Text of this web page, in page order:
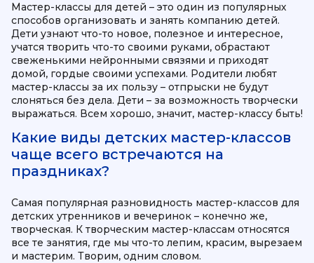
Мастер-классы для детей – это один из популярных
способов организовать и занять компанию детей.
Дети узнают что-то новое, полезное и интересное,
учатся творить что-то своими руками, обрастают
свеженькими нейронными связями и приходят
домой, гордые своими успехами. Родители любят
мастер-классы за их пользу – отпрыски не будут
слоняться без дела. Дети – за возможность творчески
выражаться. Всем хорошо, значит, мастер-классу быть!
Какие виды детских мастер-классов
чаще всего встречаются на
праздниках?
Самая популярная разновидность мастер-классов для
детских утренников и вечеринок – конечно же,
творческая. К творческим мастер-классам относятся
все те занятия, где мы что-то лепим, красим, вырезаем
и мастерим. Творим, одним словом.